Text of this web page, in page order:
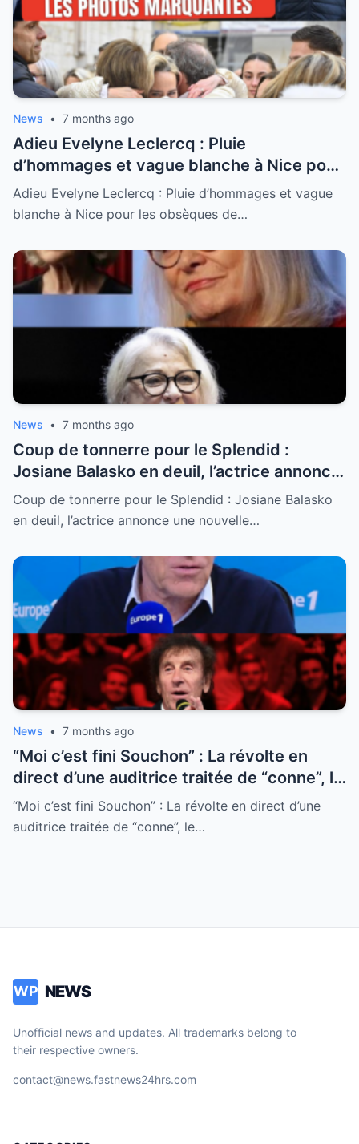
News • 7 months ago
Adieu Evelyne Leclercq : Pluie
d’hommages et vague blanche à Nice pour
les obsèques de l’icône de la télé
Adieu Evelyne Leclercq : Pluie d’hommages et vague
blanche à Nice pour les obsèques de…
News • 7 months ago
Coup de tonnerre pour le Splendid :
Josiane Balasko en deuil, l’actrice annonce
une nouvelle déchirante qui bouleverse
ses fans
Coup de tonnerre pour le Splendid : Josiane Balasko
en deuil, l’actrice annonce une nouvelle…
News • 7 months ago
“Moi c’est fini Souchon” : La révolte en
direct d’une auditrice traitée de “conne”, le
divorce est consommé
“Moi c’est fini Souchon” : La révolte en direct d’une
auditrice traitée de “conne”, le…
WP NEWS
Unofficial news and updates. All trademarks belong to
their respective owners.
contact@news.fastnews24hrs.com